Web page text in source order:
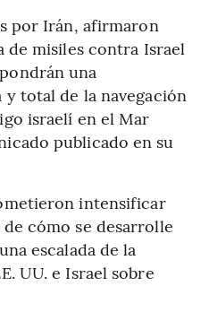
por Irán, afirmaron
de misiles contra Israel
una
total de la navegación
israelí en el Mar
publicado en su
intensificar
cómo se desarrolle
escalada de la
UU. e Israel sobre